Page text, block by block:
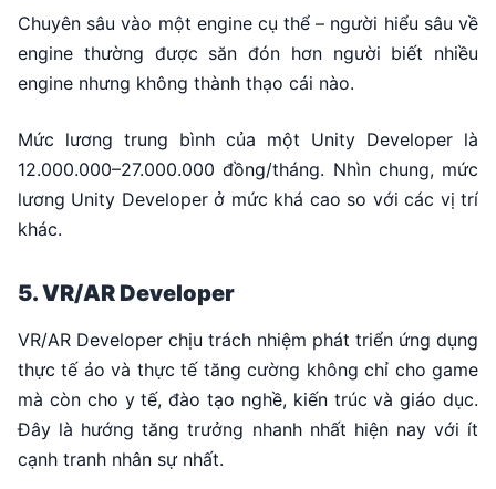
Chuyên sâu vào một engine cụ thể – người hiểu sâu về
engine thường được săn đón hơn người biết nhiều
engine nhưng không thành thạo cái nào.
Mức lương trung bình của một Unity Developer là
12.000.000–27.000.000 đồng/tháng. Nhìn chung, mức
lương Unity Developer ở mức khá cao so với các vị trí
khác.
5. VR/AR Developer
VR/AR Developer chịu trách nhiệm phát triển ứng dụng
thực tế ảo và thực tế tăng cường không chỉ cho game
mà còn cho y tế, đào tạo nghề, kiến trúc và giáo dục.
Đây là hướng tăng trưởng nhanh nhất hiện nay với ít
cạnh tranh nhân sự nhất.